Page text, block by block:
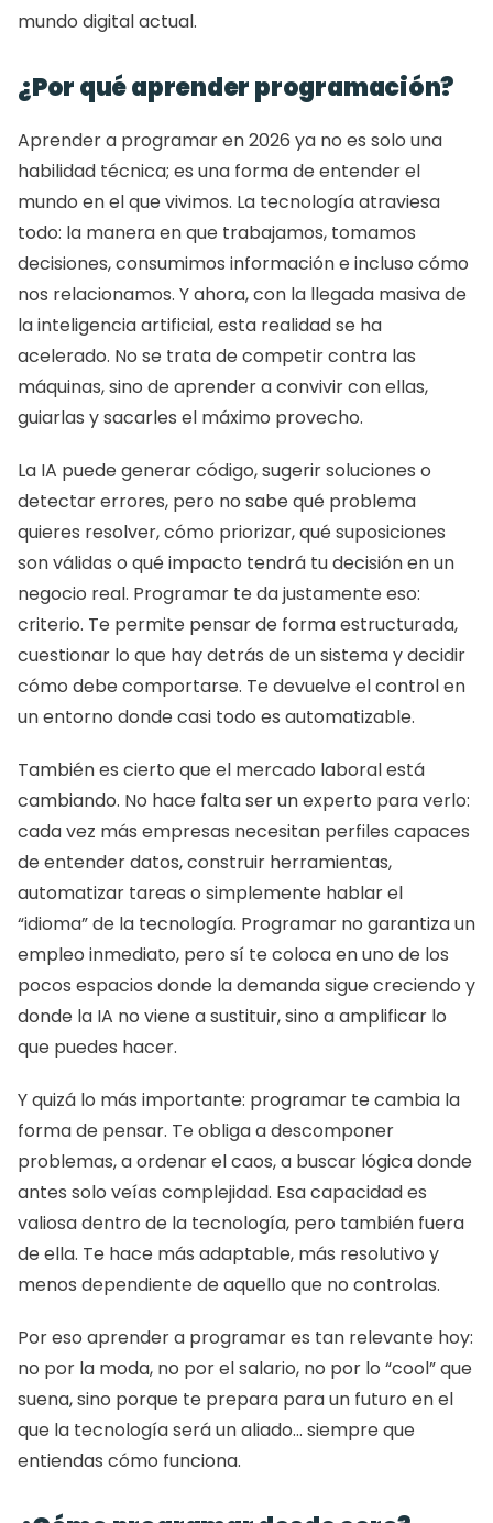
mundo digital actual.
¿Por qué aprender programación?
Aprender a programar en 2026 ya no es solo una
habilidad técnica; es una forma de entender el
mundo en el que vivimos. La tecnología atraviesa
todo: la manera en que trabajamos, tomamos
decisiones, consumimos información e incluso cómo
nos relacionamos. Y ahora, con la llegada masiva de
la inteligencia artificial, esta realidad se ha
acelerado. No se trata de competir contra las
máquinas, sino de aprender a convivir con ellas,
guiarlas y sacarles el máximo provecho.
La IA puede generar código, sugerir soluciones o
detectar errores, pero no sabe qué problema
quieres resolver, cómo priorizar, qué suposiciones
son válidas o qué impacto tendrá tu decisión en un
negocio real. Programar te da justamente eso:
criterio. Te permite pensar de forma estructurada,
cuestionar lo que hay detrás de un sistema y decidir
cómo debe comportarse. Te devuelve el control en
un entorno donde casi todo es automatizable.
También es cierto que el mercado laboral está
cambiando. No hace falta ser un experto para verlo:
cada vez más empresas necesitan perfiles capaces
de entender datos, construir herramientas,
automatizar tareas o simplemente hablar el
“idioma” de la tecnología. Programar no garantiza un
empleo inmediato, pero sí te coloca en uno de los
pocos espacios donde la demanda sigue creciendo y
donde la IA no viene a sustituir, sino a amplificar lo
que puedes hacer.
Y quizá lo más importante: programar te cambia la
forma de pensar. Te obliga a descomponer
problemas, a ordenar el caos, a buscar lógica donde
antes solo veías complejidad. Esa capacidad es
valiosa dentro de la tecnología, pero también fuera
de ella. Te hace más adaptable, más resolutivo y
menos dependiente de aquello que no controlas.
Por eso aprender a programar es tan relevante hoy:
no por la moda, no por el salario, no por lo “cool” que
suena, sino porque te prepara para un futuro en el
que la tecnología será un aliado… siempre que
entiendas cómo funciona.